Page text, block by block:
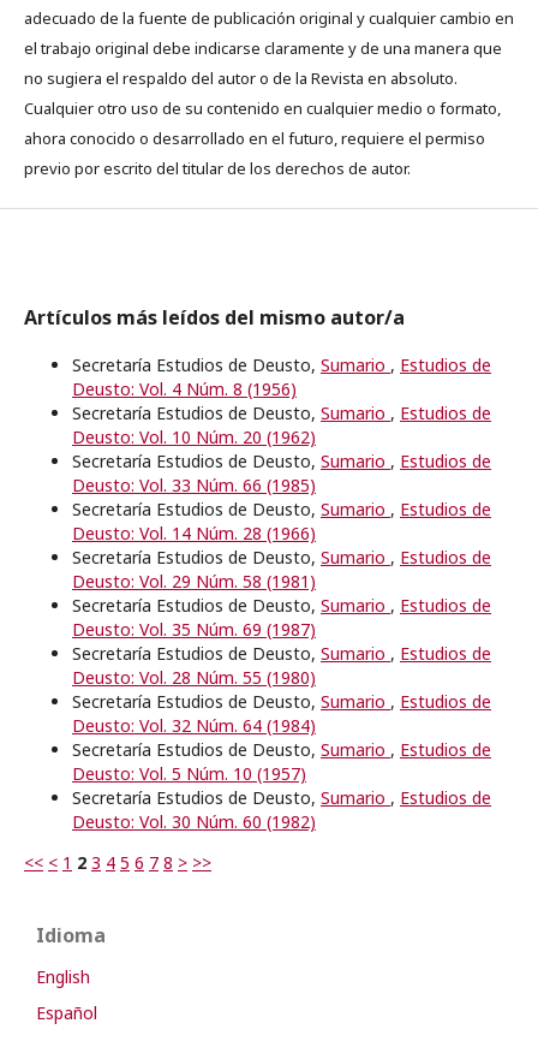
adecuado de la fuente de publicación original y cualquier cambio en
el trabajo original debe indicarse claramente y de una manera que
no sugiera el respaldo del autor o de la Revista en absoluto.
Cualquier otro uso de su contenido en cualquier medio o formato,
ahora conocido o desarrollado en el futuro, requiere el permiso
previo por escrito del titular de los derechos de autor.
Artículos más leídos del mismo autor/a
Secretaría Estudios de Deusto, Sumario , Estudios de
Deusto: Vol. 4 Núm. 8 (1956)
Secretaría Estudios de Deusto, Sumario , Estudios de
Deusto: Vol. 10 Núm. 20 (1962)
Secretaría Estudios de Deusto, Sumario , Estudios de
Deusto: Vol. 33 Núm. 66 (1985)
Secretaría Estudios de Deusto, Sumario , Estudios de
Deusto: Vol. 14 Núm. 28 (1966)
Secretaría Estudios de Deusto, Sumario , Estudios de
Deusto: Vol. 29 Núm. 58 (1981)
Secretaría Estudios de Deusto, Sumario , Estudios de
Deusto: Vol. 35 Núm. 69 (1987)
Secretaría Estudios de Deusto, Sumario , Estudios de
Deusto: Vol. 28 Núm. 55 (1980)
Secretaría Estudios de Deusto, Sumario , Estudios de
Deusto: Vol. 32 Núm. 64 (1984)
Secretaría Estudios de Deusto, Sumario , Estudios de
Deusto: Vol. 5 Núm. 10 (1957)
Secretaría Estudios de Deusto, Sumario , Estudios de
Deusto: Vol. 30 Núm. 60 (1982)
<< < 1 2 3 4 5 6 7 8 > >>
Idioma
English
Español